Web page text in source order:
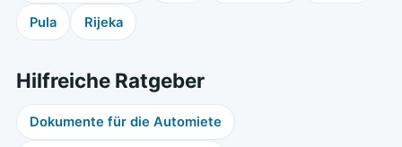
Pula Rijeka
Hilfreiche Ratgeber
Dokumente für die Automiete